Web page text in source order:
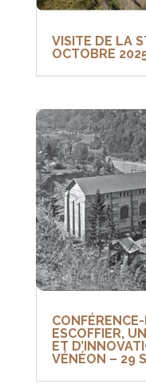
VISITE DE LA
OCTOBRE
ESCOFFIER,
ET
VÉNÉON – 29